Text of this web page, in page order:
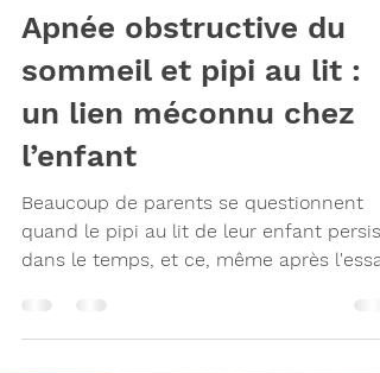
Apnée obstructive du
sommeil et pipi au lit :
un lien méconnu chez
l’enfant
Beaucoup de parents se questionnent
quand le pipi au lit de leur enfant